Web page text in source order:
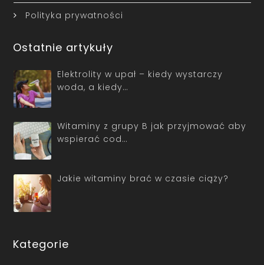
Polityka prywatności
Ostatnie artykuły
Elektrolity w upał – kiedy wystarczy
woda, a kiedy…
Witaminy z grupy B jak przyjmować aby
wspierać cod…
Jakie witaminy brać w czasie ciąży?
Kategorie